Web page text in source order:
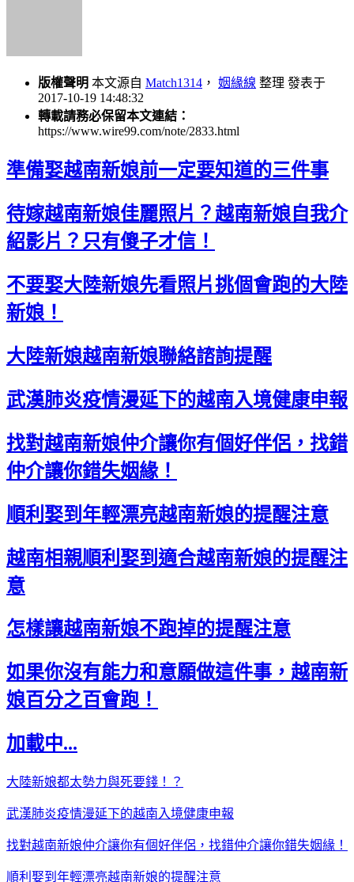
版權聲明 本文源自 Match1314 ， 姻緣線 整理 發表于
2017-10-19 14:48:32
轉載請務必保留本文連結：
https://www.wire99.com/note/2833.html
準備娶越南新娘前一定要知道的三件事
待嫁越南新娘佳麗照片？越南新娘自我介
紹影片？只有傻子才信！
不要娶大陸新娘先看照片挑個會跑的大陸
新娘！
大陸新娘越南新娘聯絡諮詢提醒
武漢肺炎疫情漫延下的越南入境健康申報
找對越南新娘仲介讓你有個好伴侶，找錯
仲介讓你錯失姻緣！
順利娶到年輕漂亮越南新娘的提醒注意
越南相親順利娶到適合越南新娘的提醒注
意
怎樣讓越南新娘不跑掉的提醒注意
如果你沒有能力和意願做這件事，越南新
娘百分之百會跑！
加載中...
大陸新娘都太勢力與死要錢！？
武漢肺炎疫情漫延下的越南入境健康申報
找對越南新娘仲介讓你有個好伴侶，找錯仲介讓你錯失姻緣！
順利娶到年輕漂亮越南新娘的提醒注意